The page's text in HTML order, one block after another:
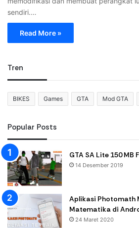
sendiri.…
Read More »
Tren
BIKES Games GTA Mod GTA
Popular Posts
GTA SA Lite 150 MB
14 Desember 2019
Aplikasi Photomath
Matematika di
24 Maret 2020